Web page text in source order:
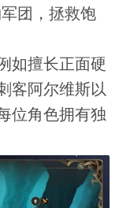
团，拯救饱
如擅长正面硬
客阿尔维斯以
位角色拥有独